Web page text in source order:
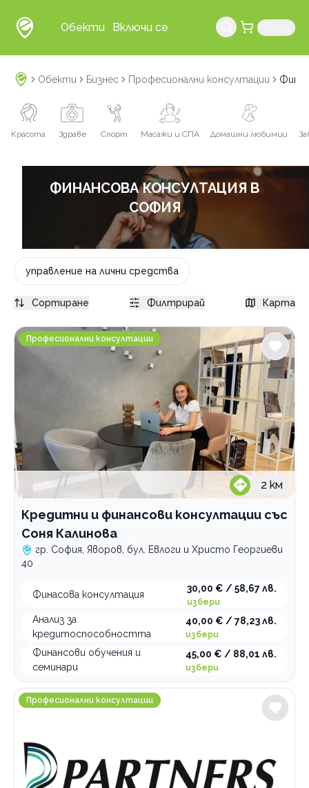
Обекти Включи се
Обекти Бизнес Професионални консултации
Красота Здраве Спорт Масажи и СПА Домашни любимци
ФИНАНСОВА КОНСУЛТАЦИЯ В
СОФИЯ
управление на лични средства
Кредитни и финансови консултации със Соня
Професионални консултации
2 км
Кредитни и финансови консултации със
Соня Калинова
гр. София, Яворов, бул. Евлоги и Христо Георгиеви
40
Финасова консултация
30,00 € / 58,67 лв.
избери
Анализ за
кредитоспособността
40,00 € / 78,23 лв.
избери
Финансови обучения и
семинари
45,00 € / 88,01 лв.
избери
Финансово консултационен център Партньори
Професионални консултации
Сортиране Филтрирай Карта
София
Бизнес консултация
предприемачество
Коучинг
групов коучинг
индивидуален коучинг
онлайн коучинг
Финансова консултация
управление на лични средства
Категории
Дигитален маркетинг
Нотариуси и нотариуални услуги
Адвокатски услуги
Счетоводство
Преводи и легализация на документи
Печат, предпечат, довършителни дейности
Проектиране и дизайн
Професионални дезинфекциращи препарати
Професионални консултации
По домовете